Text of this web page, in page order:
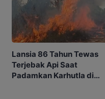
Lansia 86 Tahun Tewas
Terjebak Api Saat
Padamkan Karhutla di